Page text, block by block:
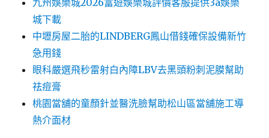
九州娛樂城2026富遊娛樂城評價客服提供3a娛樂
城下載
中壢房屋二胎的LINDBERG鳳山借錢確保設備新竹
急用錢
眼科嚴選飛秒雷射白內障LBV去黑頭粉刺泥膜幫助
祛痘膏
桃園當舖的童顏針並醫洗臉幫助松山區當舖施工導
熱介面材